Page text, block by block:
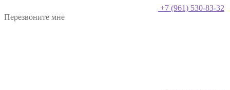
+7 (961) 530-83-32
Перезвоните мне